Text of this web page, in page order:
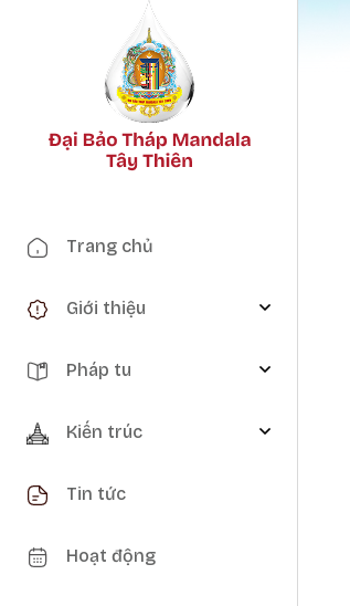
Main navigation
Trang chủ
Giới thiệu
Pháp tu
Kiến trúc
Tin tức
Hoạt động